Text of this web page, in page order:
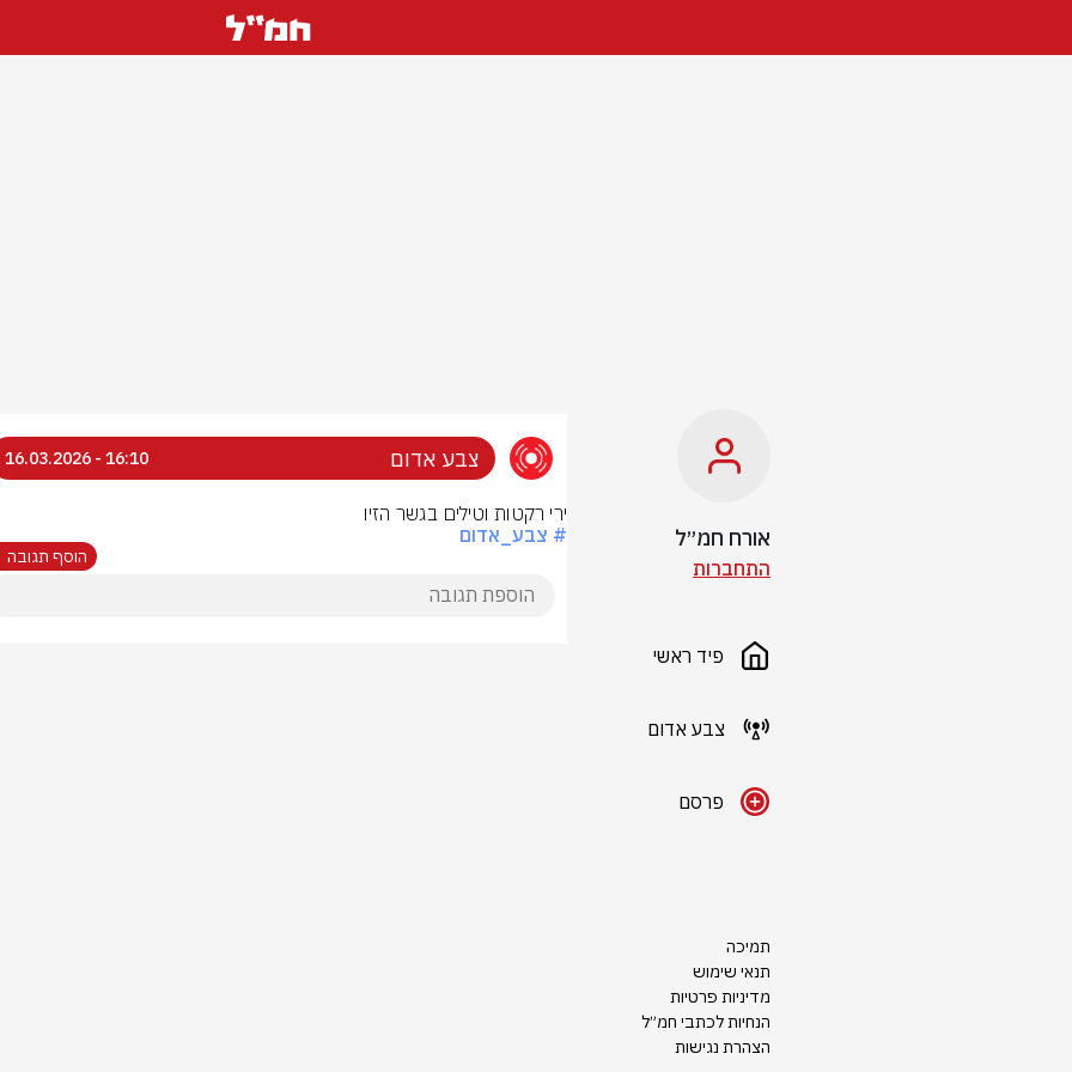
אורח חמ״ל
התחברות
פיד ראשי
צבע אדום
פרסם
תמיכה
תנאי שימוש
מדיניות פרטיות
הנחיות לכתבי חמ״ל
הצהרת נגישות
צבע אדום 16:10 - 16.03.2026
ירי רקטות וטילים בגשר הזיו
# צבע_אדום
הוסף תגובה